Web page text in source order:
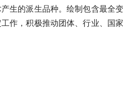
生的派生品种。绘制包含最全
作，积极推动团体、行业、国